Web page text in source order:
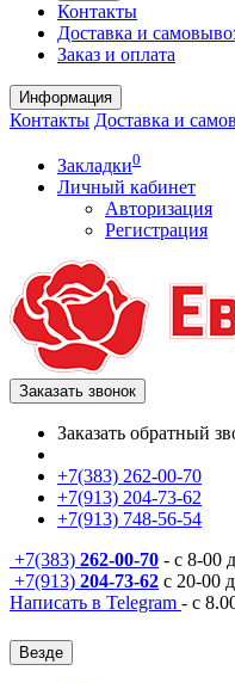
Контакты
Доставка и
Заказ и оплата
Информация
Контакты Доставка и
Закладки0
Личный кабинет
Авторизация
Регистрация
Заказать звонок
Заказать обратный
+7(383) 262-00-70
+7(913) 204-73-62
+7(913) 748-56-54
+7(383) 262-00-70 - с 8-00
+7(913) 204-73-62 с 20-00
Написать в Telegram - с
Везде